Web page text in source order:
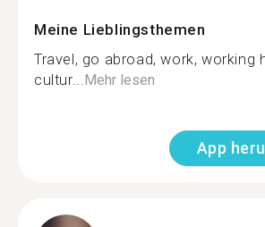
Meine Lieblingsthemen
Travel, go abroad, work, working
cultur...Mehr lesen
App